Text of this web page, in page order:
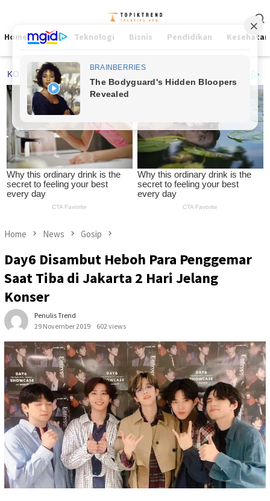
contentMenu
Home Viral Teknologi Bisnis Pendidikan Kesehatan
Home News Gosip
Day6 Disambut Heboh Para Penggemar
Saat Tiba di Jakarta 2 Hari Jelang
Konser
Penulis Trend
29 November 2019
602 views